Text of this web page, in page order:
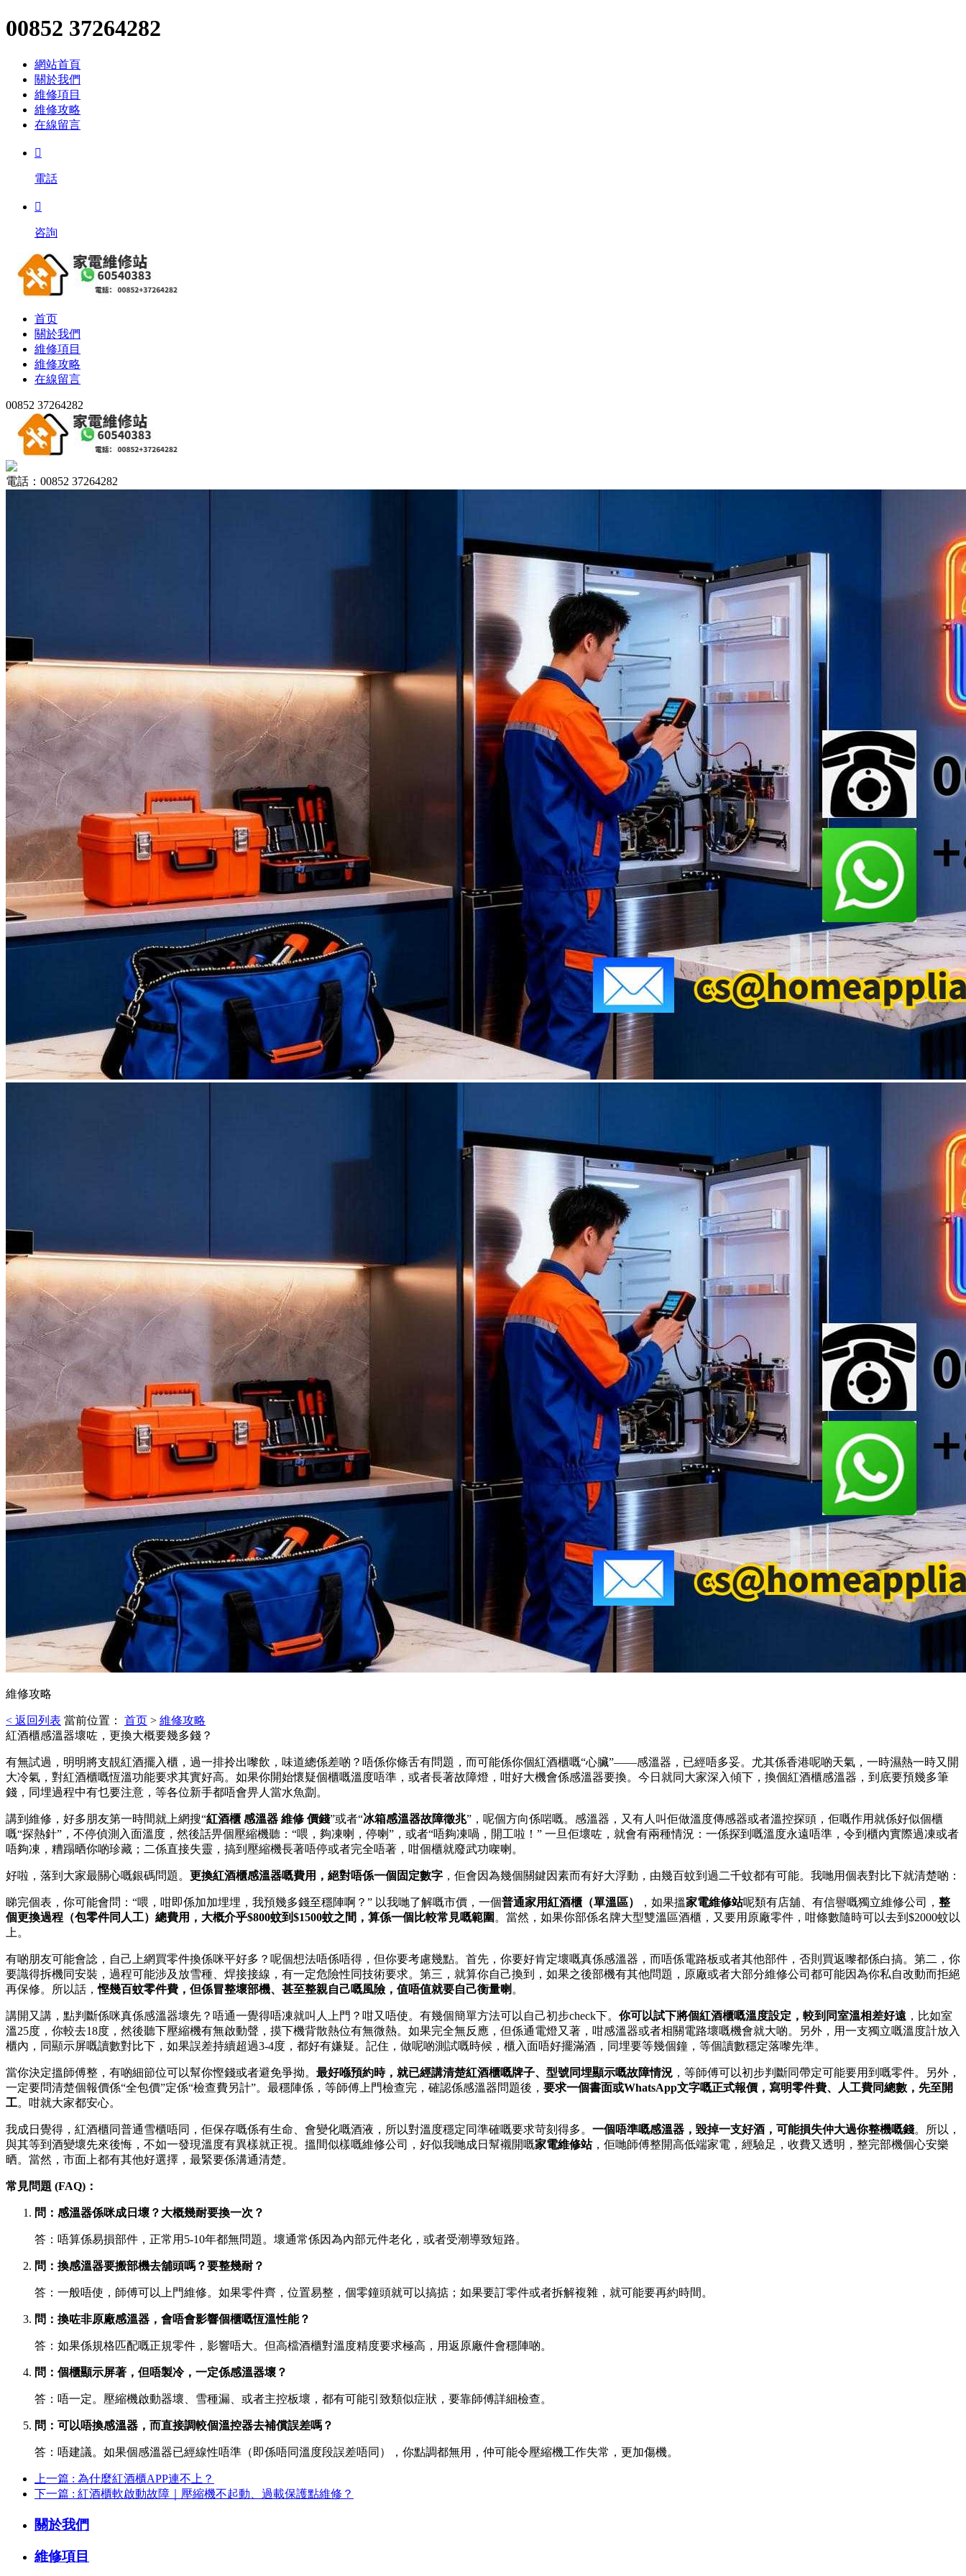
00852 37264282
網站首頁
關於我們
維修項目
維修攻略
在線留言

電話

咨詢
首页
關於我們
維修項目
維修攻略
在線留言
00852 37264282
電話：00852 37264282
維修攻略
< 返回列表 當前位置： 首页 > 維修攻略
紅酒櫃感溫器壞咗，更換大概要幾多錢？
有無試過，明明將支靚紅酒擺入櫃，過一排拎出嚟飲，味道總係差啲？唔係你條舌有問題，而可能係你個紅酒櫃嘅“心臟”——感溫器，已經唔多妥。尤其係香港呢啲天氣，一時濕熱一時又開
大冷氣，對紅酒櫃嘅恆溫功能要求其實好高。如果你開始懷疑個櫃嘅溫度唔準，或者長著故障燈，咁好大機會係感溫器要換。今日就同大家深入傾下，換個紅酒櫃感溫器，到底要預幾多筆
錢，同埋過程中有乜要注意，等各位新手都唔會畀人當水魚劏。
講到維修，好多朋友第一時間就上網搜“紅酒櫃 感溫器 維修 價錢”或者“冰箱感溫器故障徵兆”，呢個方向係啱嘅。感溫器，又有人叫佢做溫度傳感器或者溫控探頭，佢嘅作用就係好似個櫃
嘅“探熱針”，不停偵測入面溫度，然後話畀個壓縮機聽：“喂，夠凍喇，停喇”，或者“唔夠凍喎，開工啦！” 一旦佢壞咗，就會有兩種情況：一係探到嘅溫度永遠唔準，令到櫃內實際過凍或者
唔夠凍，糟蹋晒你啲珍藏；二係直接失靈，搞到壓縮機長著唔停或者完全唔著，咁個櫃就廢武功㗎喇。
好啦，落到大家最關心嘅銀碼問題。 更換紅酒櫃感溫器嘅費用，絕對唔係一個固定數字 ，佢會因為幾個關鍵因素而有好大浮動，由幾百蚊到過二千蚊都有可能。我哋用個表對比下就清楚啲：
睇完個表，你可能會問：“喂，咁即係加加埋埋，我預幾多錢至穩陣啊？” 以我哋了解嘅市價，一個普通家用紅酒櫃（單溫區） ，如果搵家電維修站呢類有店舖、有信譽嘅獨立維修公司， 整
個更換過程（包零件同人工）總費用，大概介乎$800蚊到$1500蚊之間，算係一個比較常見嘅範圍 。當然，如果你部係名牌大型雙溫區酒櫃，又要用原廠零件，咁條數隨時可以去到$2000蚊以
上。
有啲朋友可能會諗，自己上網買零件換係咪平好多？呢個想法唔係唔得，但你要考慮幾點。首先，你要好肯定壞嘅真係感溫器，而唔係電路板或者其他部件，否則買返嚟都係白搞。第二，你
要識得拆機同安裝，過程可能涉及放雪種、焊接接線，有一定危險性同技術要求。第三，就算你自己換到，如果之後部機有其他問題，原廠或者大部分維修公司都可能因為你私自改動而拒絕
再保修。所以話，慳幾百蚊零件費，但係冒整壞部機、甚至整親自己嘅風險，值唔值就要自己衡量喇 。
講開又講，點判斷係咪真係感溫器壞先？唔通一覺得唔凍就叫人上門？咁又唔使。有幾個簡單方法可以自己初步check下。 你可以試下將個紅酒櫃嘅溫度設定，較到同室溫相差好遠 ，比如室
溫25度，你較去18度，然後聽下壓縮機有無啟動聲，摸下機背散熱位有無微熱。如果完全無反應，但係通電燈又著，咁感溫器或者相關電路壞嘅機會就大啲。另外，用一支獨立嘅溫度計放入
櫃內，同顯示屏嘅讀數對比下，如果誤差持續超過3-4度，都好有嫌疑。記住，做呢啲測試嘅時候，櫃入面唔好擺滿酒，同埋要等幾個鐘，等個讀數穩定落嚟先準。
當你決定搵師傅整，有啲細節位可以幫你慳錢或者避免爭拗。 最好喺預約時，就已經講清楚紅酒櫃嘅牌子、型號同埋顯示嘅故障情況 ，等師傅可以初步判斷同帶定可能要用到嘅零件。另外，
一定要問清楚個報價係“全包價”定係“檢查費另計”。最穩陣係，等師傅上門檢查完，確認係感溫器問題後， 要求一個書面或WhatsApp文字嘅正式報價，寫明零件費、人工費同總數，先至開
工。咁就大家都安心。
我成日覺得，紅酒櫃同普通雪櫃唔同，佢保存嘅係有生命、會變化嘅酒液，所以對溫度穩定同準確嘅要求苛刻得多。 一個唔準嘅感溫器，毀掉一支好酒，可能損失仲大過你整機嘅錢。所以，
與其等到酒變壞先來後悔，不如一發現溫度有異樣就正視。搵間似樣嘅維修公司，好似我哋成日幫襯開嘅家電維修站，佢哋師傅整開高低端家電，經驗足，收費又透明，整完部機個心安樂
晒。當然，市面上都有其他好選擇，最緊要係溝通清楚。
常見問題 (FAQ)：
問：感溫器係咪成日壞？大概幾耐要換一次？
答：唔算係易損部件，正常用5-10年都無問題。壞通常係因為內部元件老化，或者受潮導致短路。
問：換感溫器要搬部機去舖頭嗎？要整幾耐？
答：一般唔使，師傅可以上門維修。如果零件齊，位置易整，個零鐘頭就可以搞掂；如果要訂零件或者拆解複雜，就可能要再約時間。
問：換咗非原廠感溫器，會唔會影響個櫃嘅恆溫性能？
答：如果係規格匹配嘅正規零件，影響唔大。但高檔酒櫃對溫度精度要求極高，用返原廠件會穩陣啲。
問：個櫃顯示屏著，但唔製冷，一定係感溫器壞？
答：唔一定。壓縮機啟動器壞、雪種漏、或者主控板壞，都有可能引致類似症狀，要靠師傅詳細檢查。
問：可以唔換感溫器，而直接調較個溫控器去補償誤差嗎？
答：唔建議。如果個感溫器已經線性唔準（即係唔同溫度段誤差唔同），你點調都無用，仲可能令壓縮機工作失常，更加傷機。
上一篇 : 為什麼紅酒櫃APP連不上？
下一篇 : 紅酒櫃軟啟動故障｜壓縮機不起動、過載保護點維修？
關於我們
維修項目